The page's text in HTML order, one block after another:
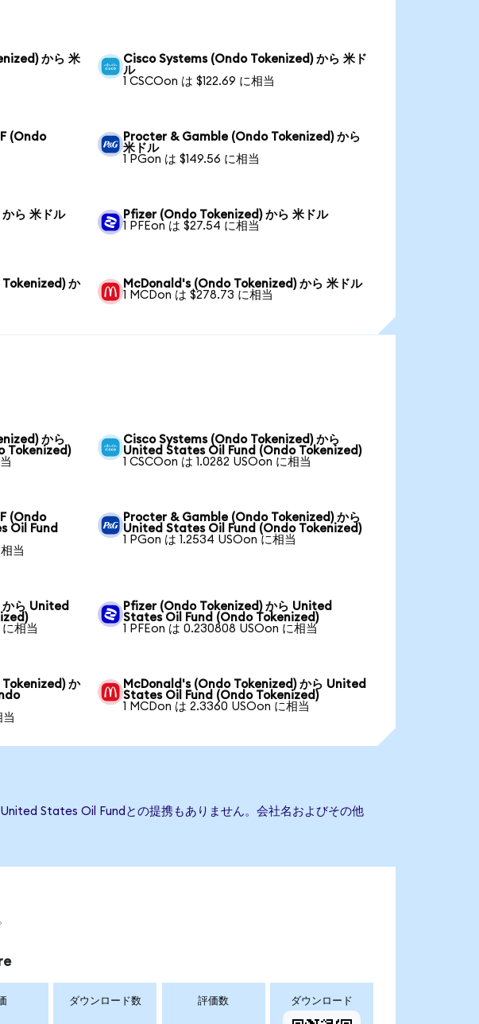
から 米
Cisco Systems (Ondo Tokenized) から 米ド
ル
1 CSCOon は $122.69 に相当
(Ondo
Procter & Gamble (Ondo Tokenized) から
米ドル
1 PGon は $149.56 に相当
ら 米ドル
Pfizer (Ondo Tokenized) から 米ドル
1 PFEon は $27.54 に相当
か
McDonald's (Ondo Tokenized) から 米ドル
1 MCDon は $278.73 に相当
から
Tokenized)
Cisco Systems (Ondo Tokenized) から
United States Oil Fund (Ondo Tokenized)
1 CSCOon は 1.0282 USOon に相当
(Ondo
Oil Fund
当
Procter & Gamble (Ondo Tokenized) から
United States Oil Fund (Ondo Tokenized)
1 PGon は 1.2534 USOon に相当
ら United
相当
Pfizer (Ondo Tokenized) から United
States Oil Fund (Ondo Tokenized)
1 PFEon は 0.230808 USOon に相当
か
当
McDonald's (Ondo Tokenized) から United
States Oil Fund (Ondo Tokenized)
1 MCDon は 2.3360 USOon に相当
States Oil Fundとの提携もありません。会社名およびその他
ダウンロード数 評価数 ダウンロード